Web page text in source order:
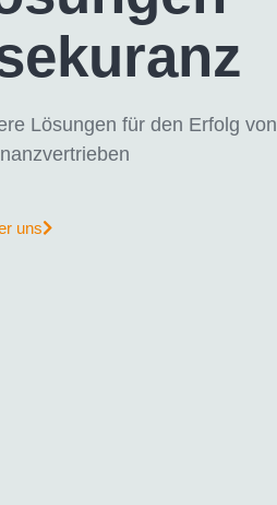
Lösungen für den Erfolg von
uns